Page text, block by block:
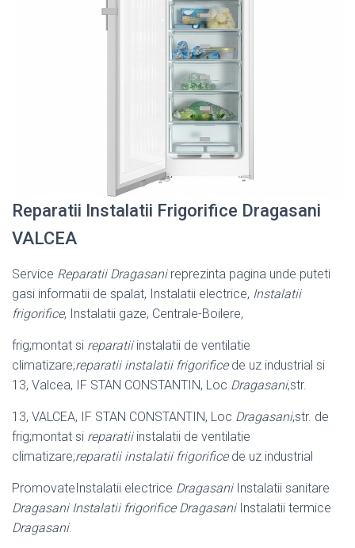
Reparatii Instalatii Frigorifice Dragasani
VALCEA
Service Reparatii Dragasanireprezinta pagina unde puteti
gasi informatii de spalat, Instalatii electrice, Instalatii
frigorifice, Instalatii gaze, Centrale-Boilere,
frig;montat si reparatiiinstalatii de ventilatie
climatizare;reparatii instalatii frigorificede uz industrial si
13, Valcea, IF STAN CONSTANTIN, Loc Dragasani,str.
13, VALCEA, IF STAN CONSTANTIN, Loc Dragasani,str. de
frig;montat si reparatiiinstalatii de ventilatie
climatizare;reparatii instalatii frigorificede uz industrial
PromovateInstalatii electrice DragasaniInstalatii sanitare
Dragasani Instalatii frigorifice DragasaniInstalatii termice
Dragasani.